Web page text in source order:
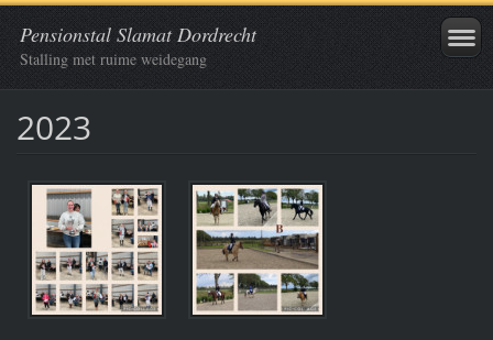
Pensionstal Slamat Dordrecht
Stalling met ruime weidegang
2023